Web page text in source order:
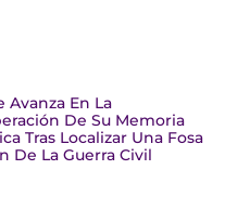
Avanza En La
De Su Memoria
Tras Localizar Una Fosa
De La Guerra Civil